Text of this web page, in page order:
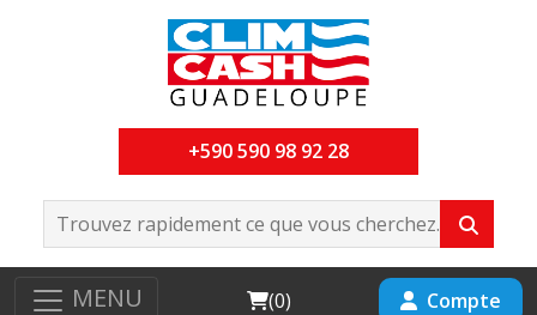
+590 590 98 92 28
MENU Cart
(0) Compte